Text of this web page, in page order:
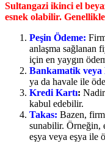
Sultangazi ikinci el
esnek olabilir.
Peşin Ödeme:
anlaşma sağlanan
için en yaygın
Bankamatik veya
ya da havale ile
Kredi Kartı:
kabul edebilir.
Takas: Bazen,
sunabilir. Örneğin,
eşya veya eşya ile